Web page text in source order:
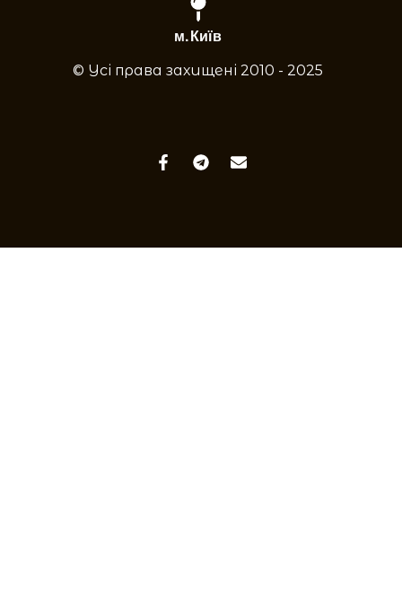
м. Київ
© Усі права захищені 2010 - 2025